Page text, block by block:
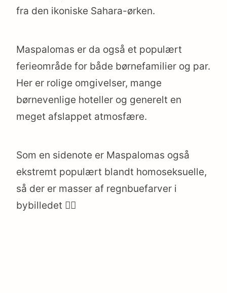
fra den ikoniske Sahara-ørken.
Maspalomas er da også et populært
ferieområde for både børnefamilier og par.
Her er rolige omgivelser, mange
børnevenlige hoteller og generelt en
meget afslappet atmosfære.
Som en sidenote er Maspalomas også
ekstremt populært blandt homoseksuelle,
så der er masser af regnbuefarver i
bybilledet 🏳️‍🌈